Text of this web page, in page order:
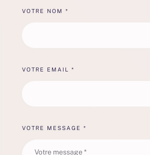
VOTRE MESSAGE *
VOTRE NOM *
VOTRE EMAIL *